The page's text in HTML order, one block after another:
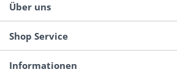
Über uns
Shop Service
Informationen